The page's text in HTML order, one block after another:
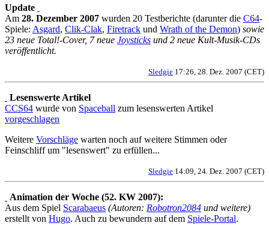
Update
Am 28. Dezember 2007 wurden 20 Testberichte (darunter die C64-
Spiele: Asgard, Clik-Clak, Firetrack und Wrath of the Demon) sowie
23 neue Total!-Cover, 7 neue Joysticks und 2 neue Kult-Musik-CDs
veröffentlicht.
Sledgie 17:26, 28. Dez. 2007 (CET)
Lesenswerte Artikel
CCS64 wurde von Spaceball zum lesenswerten Artikel
vorgeschlagen
Weitere Vorschläge warten noch auf weitere Stimmen oder
Feinschliff um "lesenswert" zu erfüllen...
Sledgie 14:09, 24. Dez. 2007 (CET)
Animation der Woche (52. KW 2007):
Aus dem Spiel Scarabaeus (Autoren: Robotron2084 und weitere)
erstellt von Hugo. Auch zu bewundern auf dem Spiele-Portal.